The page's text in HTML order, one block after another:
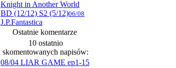
Knight in Another World
BD (12/12) S2 (5/12)06/08
J.P.Fantastica
Ostatnie komentarze
10 ostatnio
skomentowanych napisów:
08/04 LIAR GAME ep1-15